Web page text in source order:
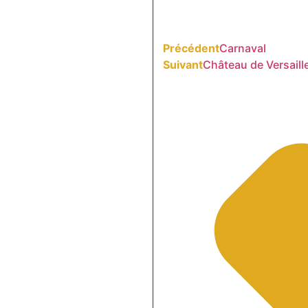
PrécédentCarnaval
SuivantChâteau de